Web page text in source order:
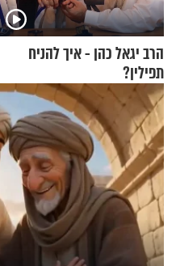
הרב יגאל כהן - איך להניח
תפילין?